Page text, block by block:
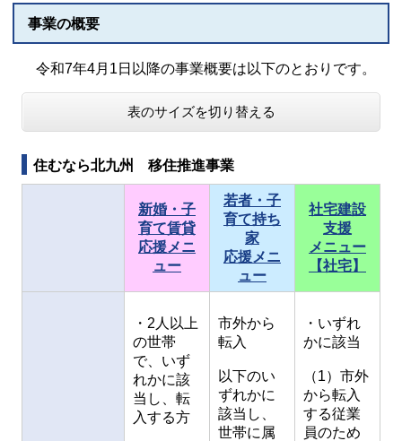
事業の概要
令和7年4月1日以降の事業概要は以下のとおりです。
表のサイズを切り替える
住むなら北九州 移住推進事業
新婚・子
育て賃貸
応援メニ
ュー
若者・子
育て持ち
家
応援メニ
ュー
社宅建設
支援
メニュー
【社宅】
・2人以上
の世帯
で、いず
れかに該
当し、転
入する方
市外から
転入
以下のい
ずれかに
該当し、
世帯に属
・いずれ
かに該当
（1）市外
から転入
する従業
員のため